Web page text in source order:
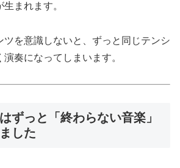
まれます。
ツを意識しないと、ずっと同じテンシ
奏になってしまいます。
ずっと「終わらない音楽」
した